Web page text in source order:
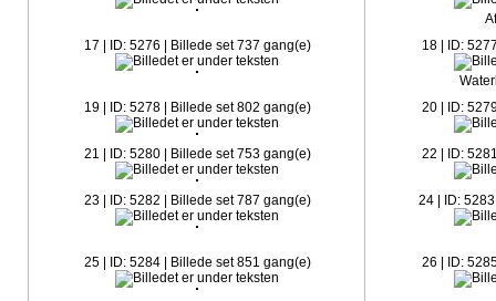
17 | ID: 5276 | Billede set 737 gang(e)
18 | ID:
19 | ID: 5278 | Billede set 802 gang(e)
20 | ID:
21 | ID: 5280 | Billede set 753 gang(e) 22 | ID:
23 | ID: 5282 | Billede set 787 gang(e) 24 | ID:
25 | ID: 5284 | Billede set 851 gang(e) 26 | ID: